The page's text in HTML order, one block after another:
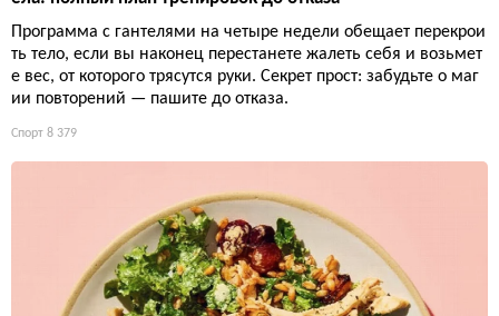
Программа с гантелями на четыре недели обещает перекрои
ть тело, если вы наконец перестанете жалеть себя и возьмет
е вес, от которого трясутся руки. Секрет прост: забудьте о маг
ии повторений — пашите до отказа.
Спорт 8 379